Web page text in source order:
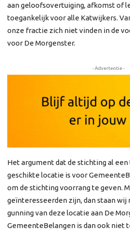
aan geloofsovertuiging, afkomst of
toegankelijk voor alle Katwijkers.
onze fractie zich niet vinden in de
voor De Morgenster.
- Advertentie -
Het argument dat de stichting al
geschikte locatie is voor
om de stichting voorrang te geven.
geïnteresseerden zijn, dan staan wij
gunning van deze locatie aan De
GemeenteBelangen is dan ook niet